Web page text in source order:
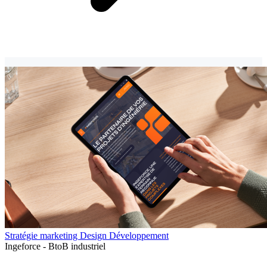
Stratégie marketing Design Développement
Ingeforce - BtoB industriel